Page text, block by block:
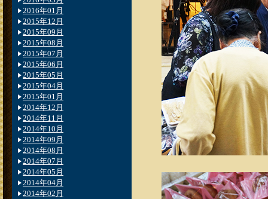
2016年01月
2015年12月
2015年09月
2015年08月
2015年07月
2015年06月
2015年05月
2015年04月
2015年01月
2014年12月
2014年11月
2014年10月
2014年09月
2014年08月
2014年07月
2014年05月
2014年04月
2014年02月